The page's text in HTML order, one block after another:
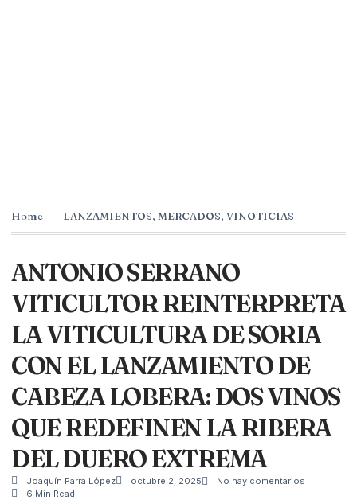
Home LANZAMIENTOS, MERCADOS, VINOTICIAS
ANTONIO SERRANO
VITICULTOR REINTERPRETA
LA VITICULTURA DE SORIA
CON EL LANZAMIENTO DE
CABEZA LOBERA: DOS VINOS
QUE REDEFINEN LA RIBERA
DEL DUERO EXTREMA
Joaquín Parra López octubre 2, 2025
No hay comentarios
6 Min Read